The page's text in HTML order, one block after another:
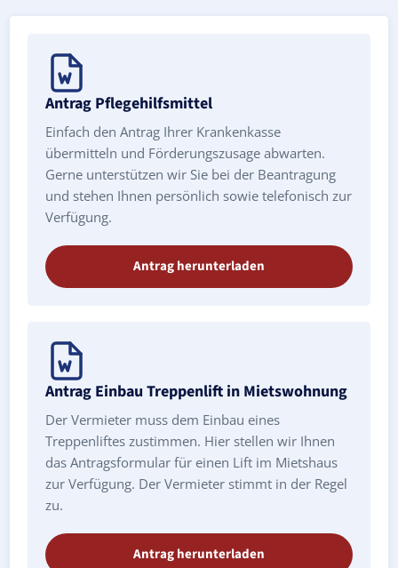
Antrag Pflegehilfsmittel
Einfach den Antrag Ihrer Krankenkasse
übermitteln und Förderungszusage abwarten.
Gerne unterstützen wir Sie bei der Beantragung
und stehen Ihnen persönlich sowie telefonisch zur
Verfügung.
Antrag herunterladen
Antrag Einbau Treppenlift in Mietswohnung
Der Vermieter muss dem Einbau eines
Treppenliftes zustimmen. Hier stellen wir Ihnen
das Antragsformular für einen Lift im Mietshaus
zur Verfügung. Der Vermieter stimmt in der Regel
zu.
Antrag herunterladen